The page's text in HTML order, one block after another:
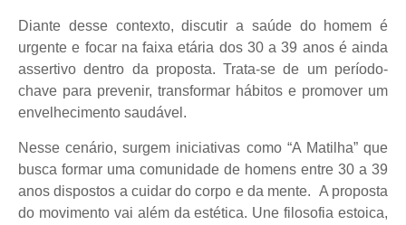
Diante desse contexto, discutir a saúde do homem é
urgente e focar na faixa etária dos 30 a 39 anos é ainda
assertivo dentro da proposta. Trata-se de um período-
chave para prevenir, transformar hábitos e promover um
envelhecimento saudável.
Nesse cenário, surgem iniciativas como “A Matilha” que
busca formar uma comunidade de homens entre 30 a 39
anos dispostos a cuidar do corpo e da mente. A proposta
do movimento vai além da estética. Une filosofia estoica,